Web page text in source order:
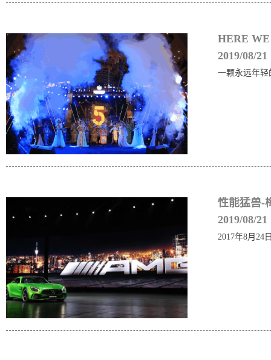
HERE
2019/08/21
一颗永远年
性能猛兽
2019/08/21
2017年8月24